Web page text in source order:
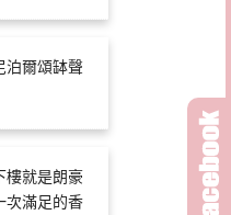
泊爾頌缽聲
樓就是朗豪
次滿足的香